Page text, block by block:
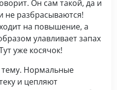
Он сам такой, да и
не разбрасываются!
на повышение, а
улавливает запах
уже косячок!
тему. Нормальные
и цепляют